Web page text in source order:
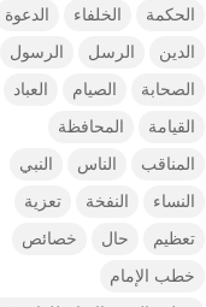
الحكمة
الخلفاء
الدعوة
الدين
الرسل
الرسول
الصحابة
الصيام
العباد
القيامة
المحافظة
المناقب
الناس
النبي
النساء
النفخة
تعزية
تعظيم
حال
خصائص
خطب الإمام